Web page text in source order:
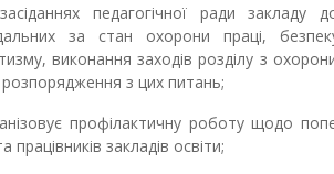
педагогічної ради закладу
за стан охорони праці,
виконання заходів розділу з
з цих питань;
профілактичну роботу щодо
працівників закладів освіти;